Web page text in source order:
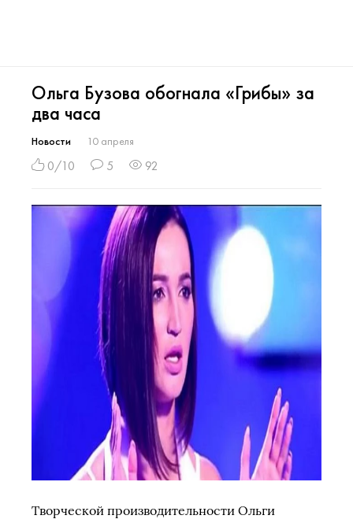
Ольга Бузова обогнала «Грибы» за
два часа
Новости 10 апреля
0/10 5 92
Творческой производительности Ольги